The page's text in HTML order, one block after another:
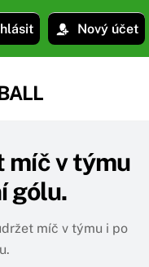
Nový účet
míč v týmu
gólu.
míč v týmu i po